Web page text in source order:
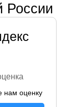
России
нам оценку